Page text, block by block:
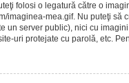
folosi o legatură către o
imaginea-mea.gif. Nu puteţi să
un server public), nici cu
uri protejate cu parolă, etc.